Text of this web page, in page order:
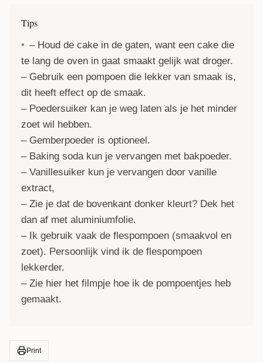
Tips
– Houd de cake in de gaten, want een cake die
te lang de oven in gaat smaakt gelijk wat droger.
– Gebruik een pompoen die lekker van smaak is,
dit heeft effect op de smaak.
– Poedersuiker kan je weg laten als je het minder
zoet wil hebben.
– Gemberpoeder is optioneel.
– Baking soda kun je vervangen met bakpoeder.
– Vanillesuiker kun je vervangen door vanille
extract,
– Zie je dat de bovenkant donker kleurt? Dek het
dan af met aluminiumfolie.
– Ik gebruik vaak de flespompoen (smaakvol en
zoet). Persoonlijk vind ik de flespompoen
lekkerder.
– Zie hier het filmpje hoe ik de pompoentjes heb
gemaakt.
Print